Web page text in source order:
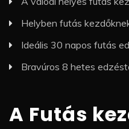
Helyben futás
Ideális 30 napos futás
Bravúros 8 hetes
A Futás